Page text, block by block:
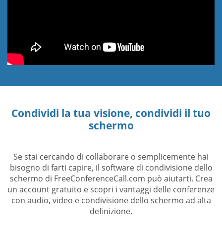
Condividi la tua visione, condividi il tuo
schermo
Se stai cercando di collaborare o semplicemente hai
bisogno di farti capire, il software di condivisione dello
schermo di FreeConferenceCall.com può aiutarti. Crea
un account gratuito e scopri i vantaggi delle conferenze
con audio, video e condivisione dello schermo ad alta
definizione.